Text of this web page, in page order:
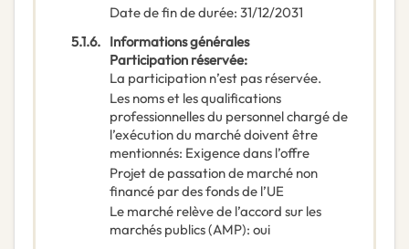
Date de fin de durée: 31/12/2031
5.1.6. Informations générales
Participation réservée:
La participation n’est pas réservée.
Les noms et les qualifications
professionnelles du personnel chargé de
l’exécution du marché doivent être
mentionnés: Exigence dans l’offre
Projet de passation de marché non
financé par des fonds de l’UE
Le marché relève de l’accord sur les
marchés publics (AMP): oui